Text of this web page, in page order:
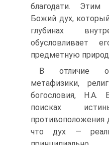
благодати. Этим
Божий дух,
глубинах
обусловливает
предметную
В отличие от
метафизики,
богословия, Н.А.
поисках
противоположения
что дух —